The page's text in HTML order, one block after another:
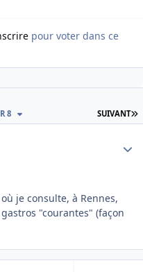
pour voter dans ce
SUIVANT
8
je consulte, à Rennes,
"courantes" (façon